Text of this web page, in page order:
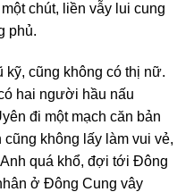
chút, liền vẫy lui cung
phủ.
cũng không có thị nữ.
hai người hầu nấu
đi một mạch căn bản
không lấy làm vui vẻ,
quá khổ, đợi tới Đông
ở Đông Cung vây